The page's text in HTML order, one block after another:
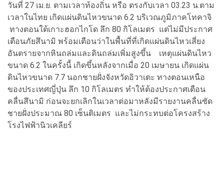
วันที่ 27 เม.ย. ตามเวลาท้องถิ่น หรือ ตรงกับเวลา 03.23 น.ตาม
เวลาในไทย เกิดแผ่นดินไหวขนาด 6.2 บริเวณภูมิภาคโทคาจิ
ทางตอนใต้เกาะฮอกไกโด ลึก 80 กิโลเมตร แต่ไม่มีประกาศ
เตือนภัยสึนามิ พร้อมเตือนว่าในพื้นที่ที่เกิดแผ่นดินไหวเสี่ยง
อันตรายจากหินถล่มและดินถล่มเพิ่มสูงขึ้น เหตุแผ่นดินไหว
ขนาด 6.2 ในครั้งนี้ เกิดขึ้นหลังจากเมื่อ 20 เมษายน เกิดแผ่น
ดินไหวขนาด 7.7 นอกชายฝั่งจังหวัดอิวาเตะ ทางตอนเหนือ
ของประเทศญี่ปุ่น ลึก 10 กิโลเมตร ทำให้ต้องประกาศเตือน
คลื่นสึนามิ ก่อนจะยกเลิกในเวลาต่อมาหลังมีรายงานคลื่นซัด
ชายฝั่งประมาณ 80 เซ็นติเมตร และไม่กระทบต่อโครงสร้าง
โรงไฟฟ้านิวเคลียร์